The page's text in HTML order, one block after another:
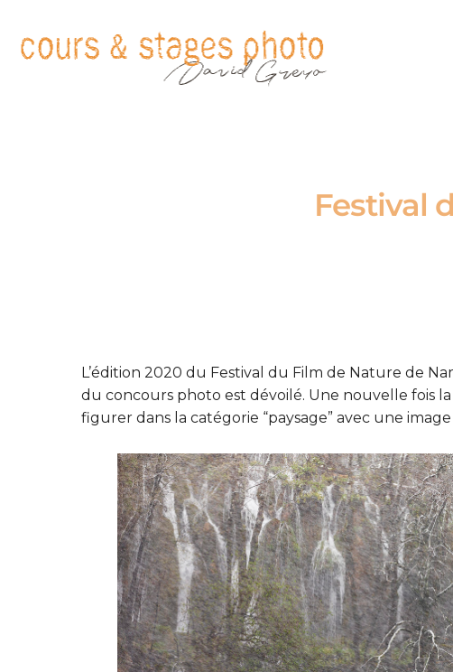
Festival
L’édition 2020 du Festival du Film de Nature de
du concours photo est dévoilé. Une nouvelle fois
figurer dans la catégorie “paysage” avec une